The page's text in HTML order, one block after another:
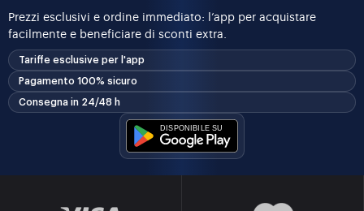
Prezzi esclusivi e ordine immediato: l’app per acquistare
facilmente e beneficiare di sconti extra.
Tariffe esclusive per l'app
Pagamento 100% sicuro
Consegna in 24/48 h